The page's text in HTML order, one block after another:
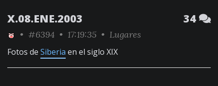
X.08.ENE.2003 34
• #6394 • 17:19:35 • Lugares
Fotos de Siberia en el siglo XIX